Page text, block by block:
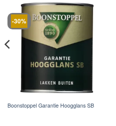
-30%
Boonstoppel Garantie Hoogglans SB